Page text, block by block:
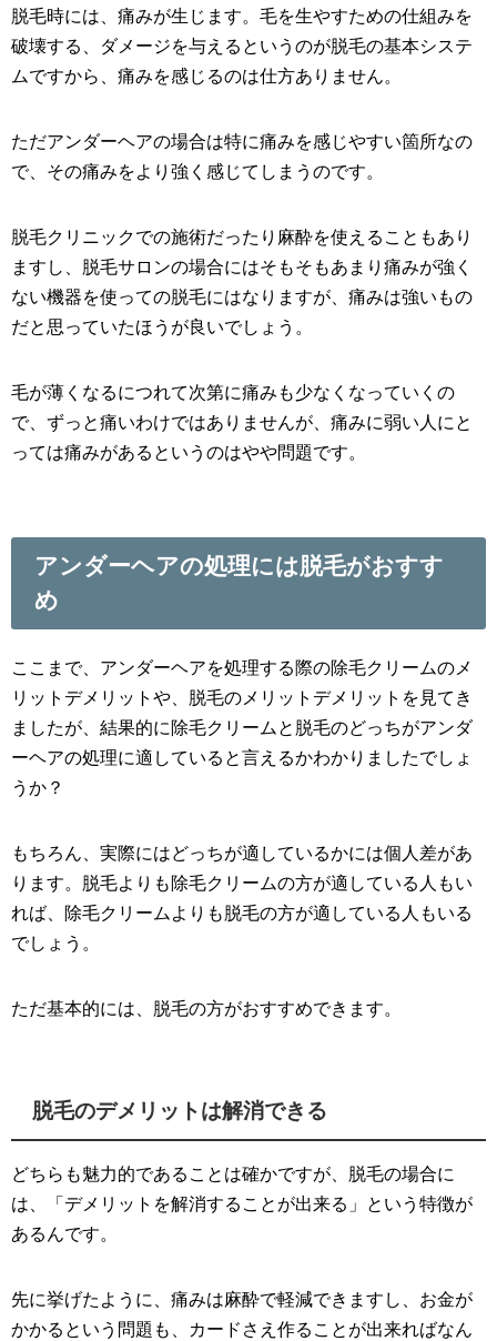
脱毛時には、痛みが生じます。毛を生やすための仕組みを
破壊する、ダメージを与えるというのが脱毛の基本システ
ムですから、痛みを感じるのは仕方ありません。
ただアンダーヘアの場合は特に痛みを感じやすい箇所なの
で、その痛みをより強く感じてしまうのです。
脱毛クリニックでの施術だったり麻酔を使えることもあり
ますし、脱毛サロンの場合にはそもそもあまり痛みが強く
ない機器を使っての脱毛にはなりますが、痛みは強いもの
だと思っていたほうが良いでしょう。
毛が薄くなるにつれて次第に痛みも少なくなっていくの
で、ずっと痛いわけではありませんが、痛みに弱い人にと
っては痛みがあるというのはやや問題です。
アンダーヘアの処理には脱毛がおすす
め
ここまで、アンダーヘアを処理する際の除毛クリームのメ
リットデメリットや、脱毛のメリットデメリットを見てき
ましたが、結果的に除毛クリームと脱毛のどっちがアンダ
ーヘアの処理に適していると言えるかわかりましたでしょ
うか？
もちろん、実際にはどっちが適しているかには個人差があ
ります。脱毛よりも除毛クリームの方が適している人もい
れば、除毛クリームよりも脱毛の方が適している人もいる
でしょう。
ただ基本的には、脱毛の方がおすすめできます。
脱毛のデメリットは解消できる
どちらも魅力的であることは確かですが、脱毛の場合に
は、「デメリットを解消することが出来る」という特徴が
あるんです。
先に挙げたように、痛みは麻酔で軽減できますし、お金が
かかるという問題も、カードさえ作ることが出来ればなん